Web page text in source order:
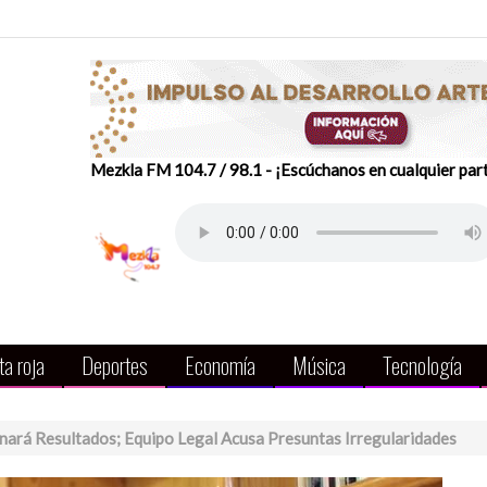
Mezkla FM 104.7 / 98.1 - ¡Escúchanos en cualquier
roja Deportes Economía Música Tecnología
Resultados; Equipo Legal Acusa Presuntas Irregularidades